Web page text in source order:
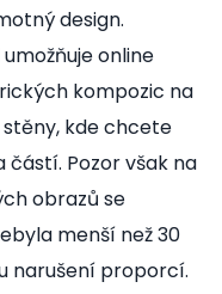
design.
online
kompozic na
stěny, kde chcete
částí. Pozor však na
obrazů se
menší než 30
narušení proporcí.